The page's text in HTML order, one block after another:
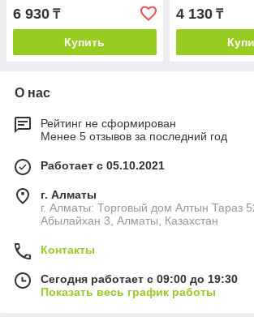
6 930 ₸
Купить
4 130₸
О нас
Рейтинг не сформирован
Менее 5 отзывов за последний год
Работает с 05.10.2021
г. Алматы
г. Алматы: Торговый дом Алтын Тараз
Абылайхан 3, Алматы, Казахстан
Контакты
Сегодня работает с 09:00 до 19:30
Показать весь график работы